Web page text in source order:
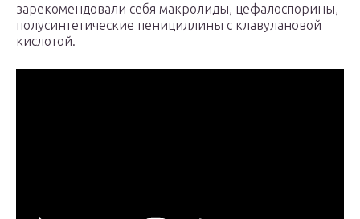
зарекомендовали себя макролиды, цефалоспорины,
полусинтетические пенициллины с клавулановой
кислотой.